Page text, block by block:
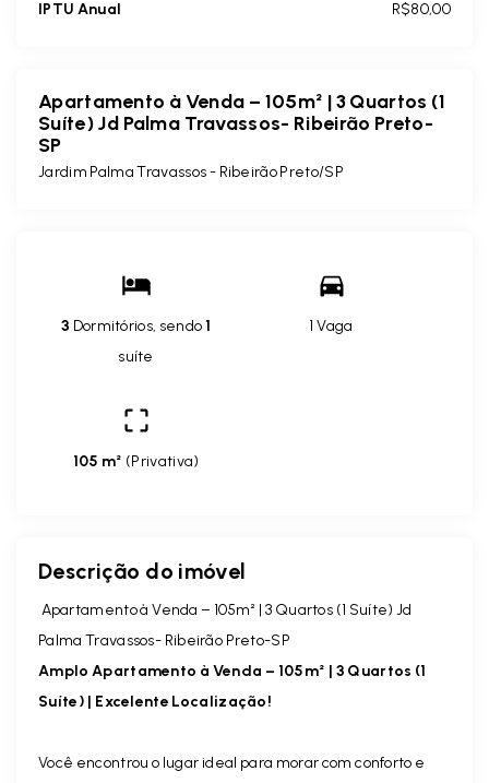
IPTU Anual
R$80,00
Apartamento à Venda – 105m² | 3 Quartos (1
Suíte) Jd Palma Travassos- Ribeirão Preto-
SP
Jardim Palma Travassos - Ribeirão Preto/SP
3 Dormitórios, sendo1
suíte
1 Vaga
105 m² (Privativa)
Descrição do imóvel
Apartamento à Venda – 105m² | 3 Quartos (1 Suíte) Jd
Palma Travassos- Ribeirão Preto-SP
Amplo Apartamento à Venda – 105m² | 3 Quartos (1
Suíte) | Excelente Localização!
Você encontrou o lugar ideal para morar com conforto e